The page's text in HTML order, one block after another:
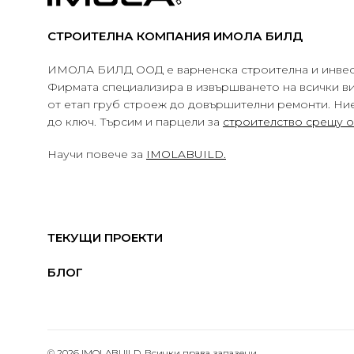
СТРОИТЕЛНА КОМПАНИЯ ИМОЛА БИЛД
ИМОЛА БИЛД ООД е варненска строителна и
Фирмата специализира в извършването на всички
от етап груб строеж до довършителни ремонти.
до ключ. Търсим и парцели за строителство срещу
Научи повече за IMOLABUILD.
ТЕКУЩИ ПРОЕКТИ
БЛОГ